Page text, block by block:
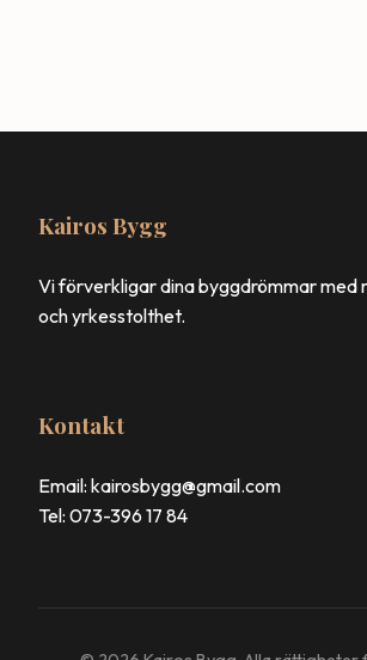
Kairos Bygg
Vi förverkligar dina byggdrömmar med
och yrkesstolthet.
Kontakt
Email: kairosbygg@gmail.com
Tel: 073-396 17 84